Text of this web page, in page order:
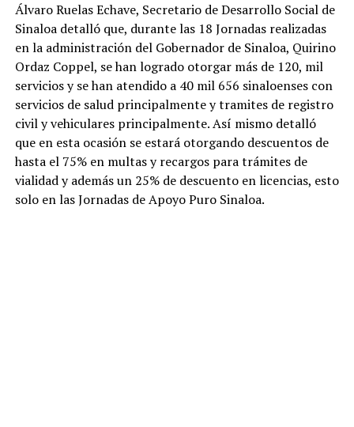
Álvaro Ruelas Echave, Secretario de Desarrollo Social de
Sinaloa detalló que, durante las 18 Jornadas realizadas
en la administración del Gobernador de Sinaloa, Quirino
Ordaz Coppel, se han logrado otorgar más de 120, mil
servicios y se han atendido a 40 mil 656 sinaloenses con
servicios de salud principalmente y tramites de registro
civil y vehiculares principalmente. Así mismo detalló
que en esta ocasión se estará otorgando descuentos de
hasta el 75% en multas y recargos para trámites de
vialidad y además un 25% de descuento en licencias, esto
solo en las Jornadas de Apoyo Puro Sinaloa.